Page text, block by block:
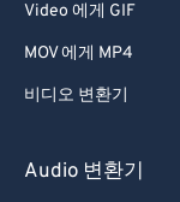
Video 에게 GIF
MOV 에게 MP4
비디오 변환기
Audio 변환기